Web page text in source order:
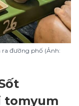
đường phố (Ảnh:
tomyum